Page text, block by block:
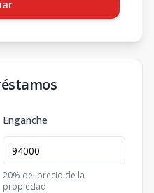
Enganche
20% del precio de la
propiedad